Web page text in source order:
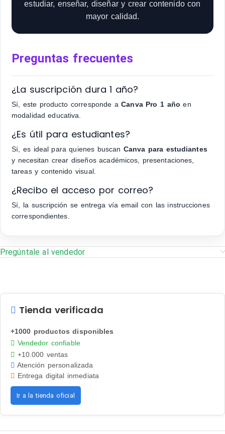
estudiar, enseñar, diseñar y crear contenido con
mayor calidad.
Preguntas frecuentes
¿La suscripción dura 1 año?
Sí, este producto corresponde aCanva Pro 1 año en
modalidad educativa.
¿Es útil para estudiantes?
Sí, es ideal para quienes buscan Canva para estudiantes
y necesitan crear diseños académicos, presentaciones,
tareas y contenido visual.
¿Recibo el acceso por correo?
Sí, la suscripción se entrega vía email con las instrucciones
correspondientes.
Pregúntale al vendedor
Tienda verificada
+1000 productos disponibles
Vendedor confiable
+10.000 ventas
Atención personalizada
Entrega digital inmediata
Ir a la tienda oficial